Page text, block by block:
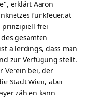
erklärt Aaron
funkfeuer.at
prinzipiell frei
gesamten
allerdings, dass man
zur Verfügung stellt.
Verein bei, der
Stadt Wien, aber
zählen kann.